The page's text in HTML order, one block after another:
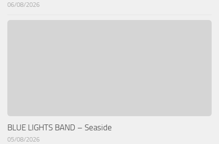
06/08/2026
BLUE LIGHTS BAND – Seaside
05/08/2026